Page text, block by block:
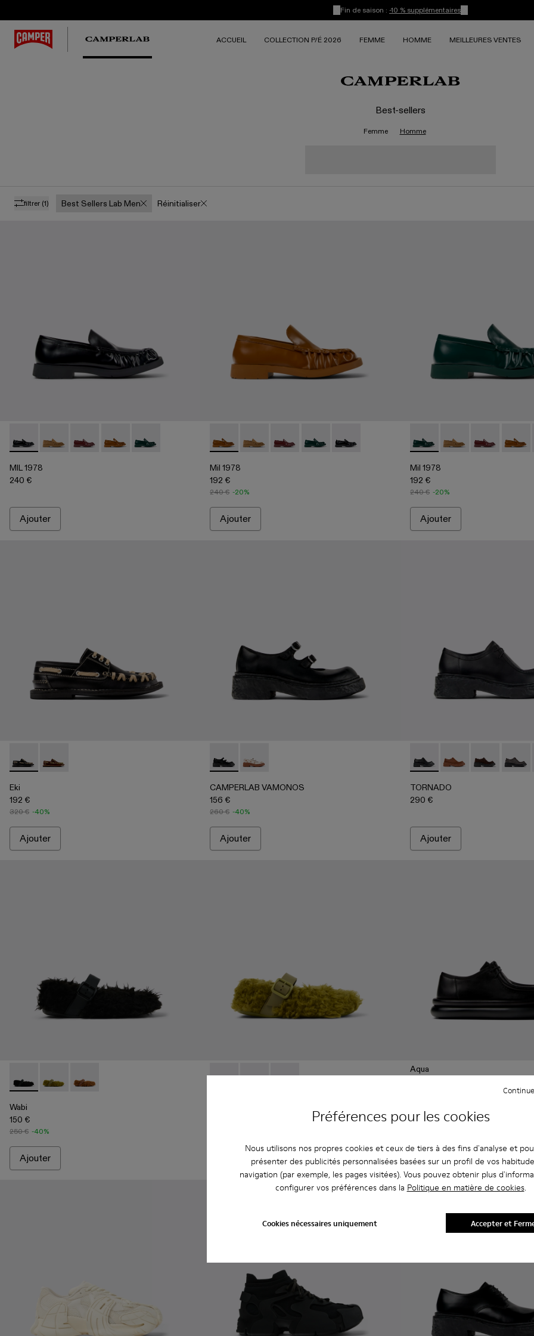
Préférences pour les cookies
Nous utilisons nos propres cookies et ceux de tiers à des fins d'analyse et
présenter des publicités personnalisées basées sur un profil de vos
navigation (par exemple, les pages visitées). Vous pouvez obtenir plus
configurer vos préférences dans la Politique en matière de cookies.
Cookies nécessaires uniquement Accepter et
Fin de saison : -10 % supplémentaires
ACCUEIL COLLECTION P/É 2026 FEMME HOMME MEILLEURES VENTES
Best-sellers
Femme Homme
filtrer (1) Best Sellers Lab Men Réinitialiser
MIL 1978 - A500039-001 - Mocassins en cuir noir
MIL 1978 - A500039-006
MIL 1978 - A500039-005
MIL 1978 - A500039-003 - Mocassins en cuir marron
MIL 1978 - A500039-002 - Mocassins en cuir vert
MIL 1978
240 €
Ajouter
Mil 1978 - A500039-003 - Mocassins en cuir marron
Mil 1978 - A500039-006
Mil 1978 - A500039-005
Mil 1978 - A500039-002 - Mocassins en cuir vert
Mil 1978 - A500039-001 - Mocassins en cuir
Mil 1978
192 €
240 € -20%
Ajouter
Mil 1978 - A500039-002 -
Mil 1978 - A500039-
Mil 1978 -
Mil
Mil 1978
192 €
240 € -20%
Ajouter
Eki - A500040-002 - Chaussures bateau noires
Eki - A500040-001 - Chaussures bateau marron
Eki
192 €
320 € -40%
Ajouter
CAMPERLAB VAMONOS - A500041-001 - Babies en cuir noir
CAMPERLAB VAMONOS - A500041-003
CAMPERLAB VAMONOS
156 €
260 € -40%
Ajouter
TORNADO - A500019-011 -
TORNADO -TORNADO -
TORNADO
290 €
Ajouter
Wabi - A500036-001 - Babies noires en PET recyclé
Wabi - A500036-003 - Babies en PET recyclé vert
Wabi - A500036-002
Wabi
150 €
250 € -40%
Ajouter
Aqua
Ajouter